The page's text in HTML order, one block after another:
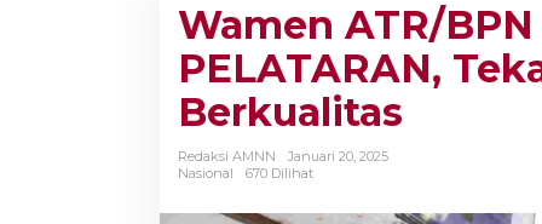
m
e
n
A
T
R
/
N
Wamen ATR/
PELATARAN,
Berkualitas
Redaksi AMNN
Januari 20, 2025
Nasional
670 Dilihat